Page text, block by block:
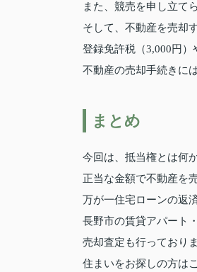
また、競売を申し立て
そして、不動産を売却
登録免許税（3,000円）
不動産の売却手続きに
まとめ
今回は、抵当権とは何
正当な金額で不動産を
万が一住宅ローンの返
長野市の賃貸アパート
売却査定も行っており
住まいをお探しの方は